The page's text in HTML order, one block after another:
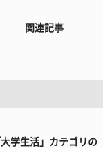
関連記事
大学生活」カテゴリの